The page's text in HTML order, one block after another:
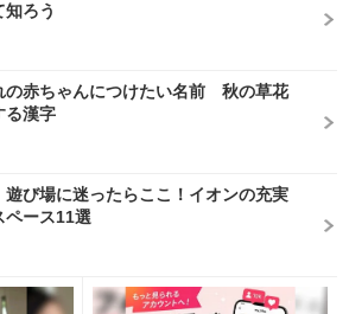
知ろう
の赤ちゃんにつけたい名前 秋の草花
る漢字
遊び場に迷ったらここ！イオンの充実
ペース11選